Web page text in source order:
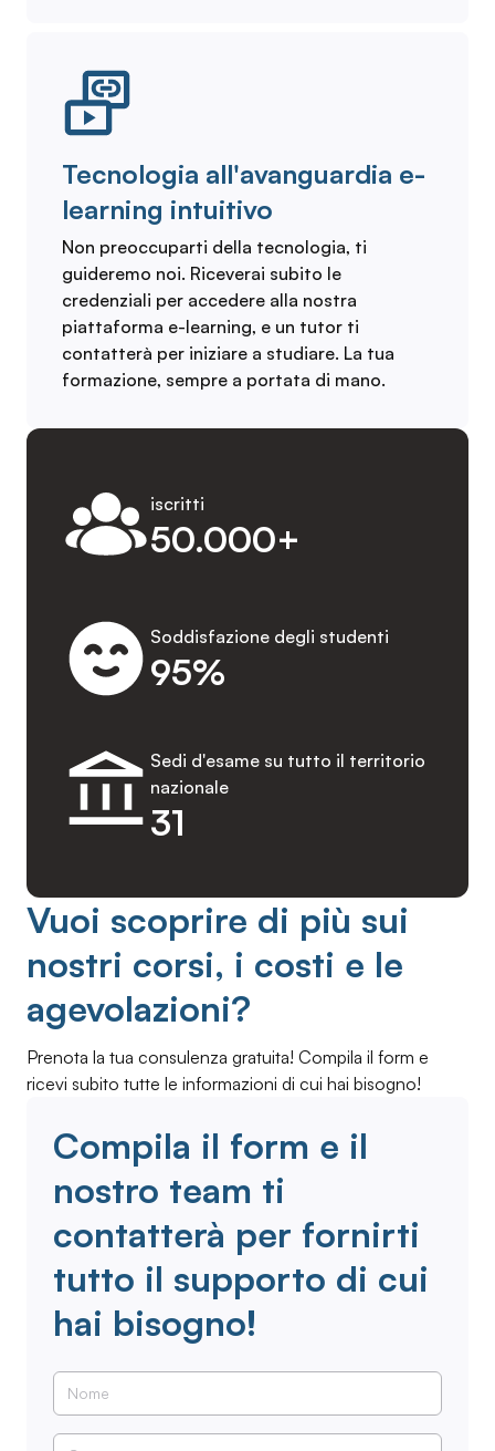
Tecnologia all'avanguardia e-
learning intuitivo
Non preoccuparti della tecnologia, ti
guideremo noi. Riceverai subito le
credenziali per accedere alla nostra
piattaforma e-learning, e un tutor ti
contatterà per iniziare a studiare. La tua
formazione, sempre a portata di mano.
50.000+
iscritti
95%
Soddisfazione degli studenti
31
Sedi d'esame su tutto il territorio
nazionale
Vuoi scoprire di più sui
nostri corsi, i costi e le
agevolazioni?
Prenota la tua consulenza gratuita! Compila il form e
ricevi subito tutte le informazioni di cui hai bisogno!
Compila il form e il
nostro team ti
contatterà per fornirti
tutto il supporto di cui
hai bisogno!